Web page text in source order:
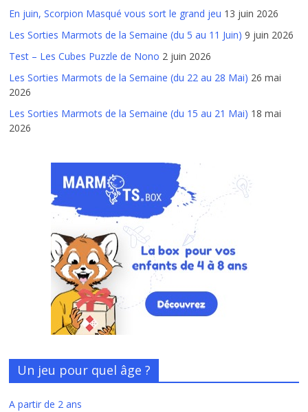
En juin, Scorpion Masqué vous sort le grand jeu 13 juin 2026
Les Sorties Marmots de la Semaine (du 5 au 11 Juin) 9 juin 2026
Test – Les Cubes Puzzle de Nono 2 juin 2026
Les Sorties Marmots de la Semaine (du 22 au 28 Mai) 26 mai
2026
Les Sorties Marmots de la Semaine (du 15 au 21 Mai) 18 mai
2026
Un jeu pour quel âge ?
A partir de 2 ans